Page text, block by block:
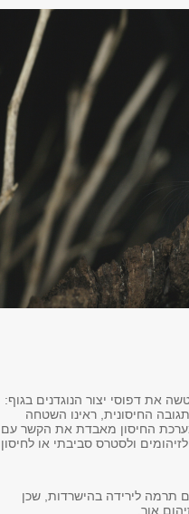
את דפוסי יצור הנוגדנים בגוף:
החיסונית, ראינו השטחה
החיסון מאבדת את הקשר עם
ולסטרס סביבתי או
תרמה לירידה בהישרדות, שכן
אור.